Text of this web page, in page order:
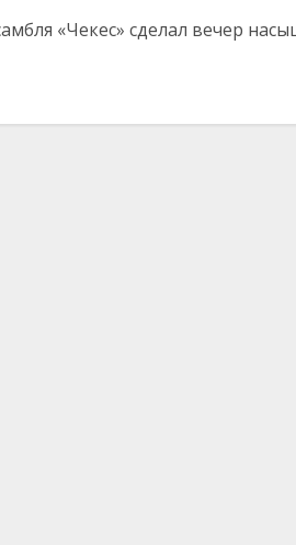
«Чекес» сделал вечер